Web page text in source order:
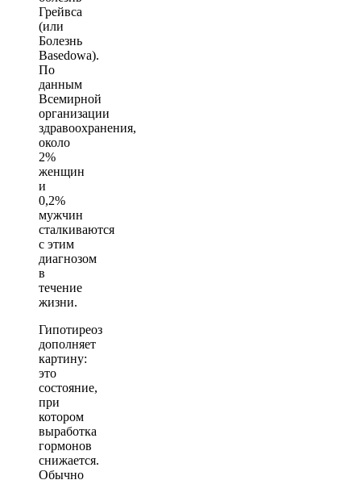
Грейвса
(или
Болезнь
Basedowa).
По
данным
Всемирной
организации
здравоохранения,
около
2%
женщин
и
0,2%
мужчин
сталкиваются
с этим
диагнозом
в
течение
жизни.
Гипотиреоз
дополняет
картину:
это
состояние,
при
котором
выработка
гормонов
снижается.
Обычно